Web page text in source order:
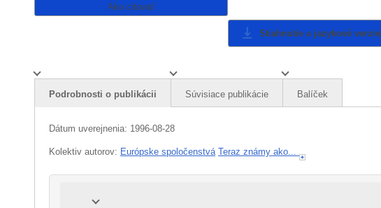
Ako citovať
Stiahnutie a jazykové verzie
Podrobnosti o publikácii Súvisiace publikácie Balíček
Dátum uverejnenia: 1996-08-28
Kolektiv autorov: Európske spoločenstvá Teraz známy ako...